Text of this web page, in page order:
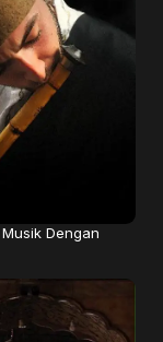
Dengan